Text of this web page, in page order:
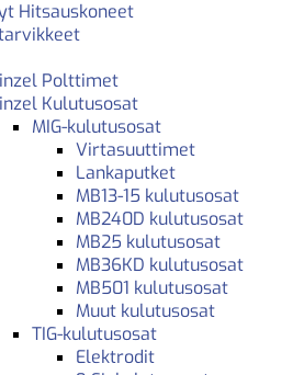
Hitsauskoneet
Polttimet
Kulutusosat
MIG-kulutusosat
Virtasuuttimet
Lankaputket
MB13-15 kulutusosat
MB240D kulutusosat
MB25 kulutusosat
MB36KD kulutusosat
MB501 kulutusosat
Muut kulutusosat
TIG-kulutusosat
Elektrodit